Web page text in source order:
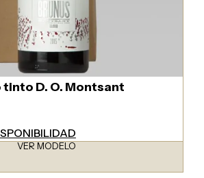
tinto D. O. Montsant
VER MODELO